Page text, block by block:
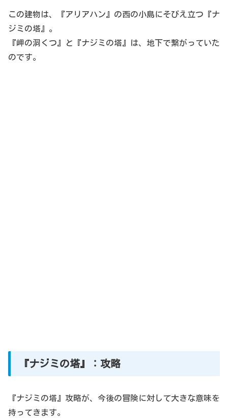
この建物は、『アリアハン』の西の小島にそびえ立つ『ナ
ジミの塔』。
『岬の洞くつ』と『ナジミの塔』は、地下で繋がっていた
のです。
『ナジミの塔』：攻略
『ナジミの塔』攻略が、今後の冒険に対して大きな意味を
持ってきます。